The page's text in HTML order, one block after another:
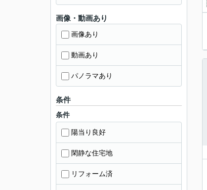
画像・動画あり
画像あり
動画あり
パノラマあり
条件
条件
陽当り良好
閑静な住宅地
リフォーム済